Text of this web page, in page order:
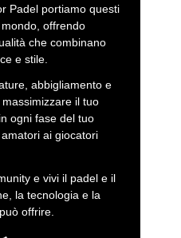
Padel portiamo questi
offrendo
che combinano
e stile.
abbigliamento e
il tuo
ogni fase del tuo
ai giocatori
e vivi il padel e il
la tecnologia e la
offrire.